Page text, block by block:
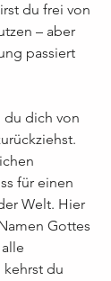
du frei von
– aber
passiert
du dich von
für einen
Welt. Hier
Gottes
kehrst du